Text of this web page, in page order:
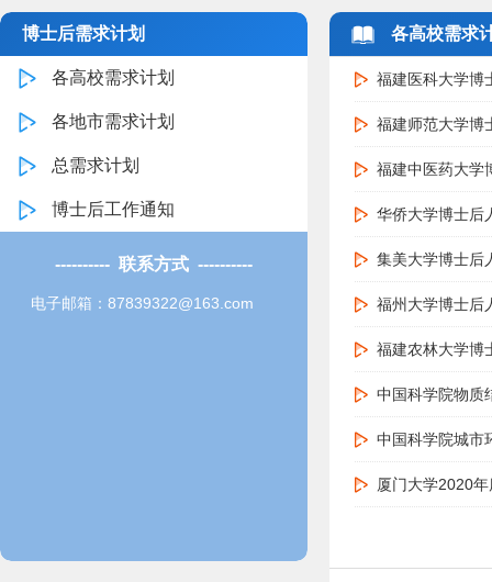
博士后需求计划
各高校需求计划
各地市需求计划
总需求计划
博士后工作通知
---------- 联系方式 ----------
电子邮箱：87839322@163.com
各高校需求
福建医科大学博
福建师范大学博
福建中医药大学
华侨大学博士后
集美大学博士后
福州大学博士后
福建农林大学博
中国科学院物质
中国科学院城市
厦门大学2020